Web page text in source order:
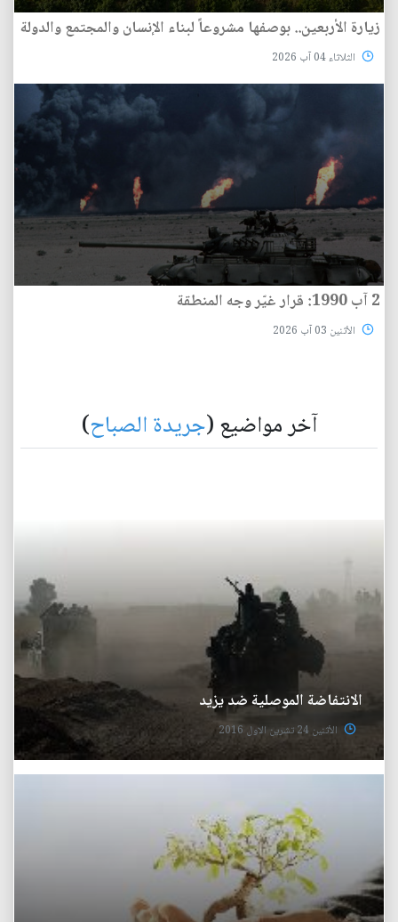
زيارة الأربعين.. بوصفها مشروعاً لبناء الإنسان والمجتمع والدولة
الثلاثاء 04 آب 2026
2 آب 1990: قرار غيّر وجه المنطقة
الأثنين 03 آب 2026
آخر مواضيع (جريدة الصباح)
الانتفاضة الموصلية ضد يزيد
الأثنين 24 تشرين الاول 2016